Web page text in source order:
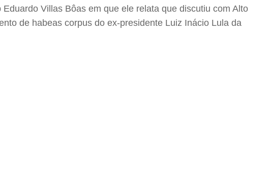
Villas Bôas em que ele relata que discutiu com Alto
de habeas corpus do ex-presidente Luiz Inácio Lula da